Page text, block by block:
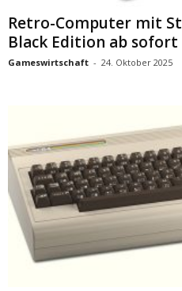
Retro-Computer mit
Black Edition ab sofort
Gameswirtschaft - 24. Oktober 2025